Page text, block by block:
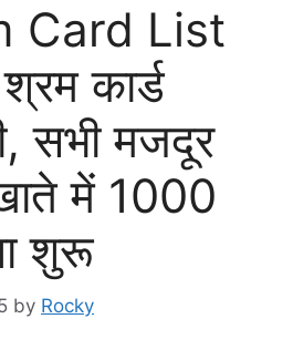
Card List
कार्ड
सभी मजदूर
में 1000
शुरू
by Rocky